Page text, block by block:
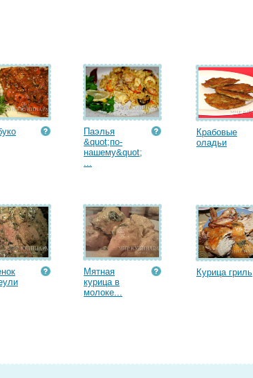
Паэлья
&quot;по-
нашему&quot;
...
Крабовые
оладьи
Мятная
курица в
молоке...
Курица гриль